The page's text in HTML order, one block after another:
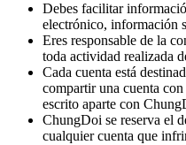
Debes facilitar
electrónico, información
Eres responsable de la
toda actividad realizada
Cada cuenta está
compartir una cuenta
escrito aparte con
ChungDoi se reserva el
cualquier cuenta que